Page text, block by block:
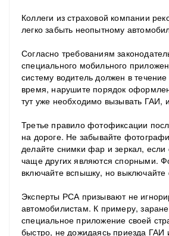
Коллеги из страховой компании
легко забыть неопытному
Согласно требованиям
специального мобильного
систему водитель должен в
время, нарушите порядок
тут уже необходимо вызывать
Третье правило фотофиксации
на дороге. Не забывайте
делайте снимки фар и зеркал,
чаще других являются спорными.
включайте вспышку, но
Эксперты РСА призывают не
автомобилистам. К примеру,
специальное приложение своей
быстро, не дожидаясь приезда ГАИ